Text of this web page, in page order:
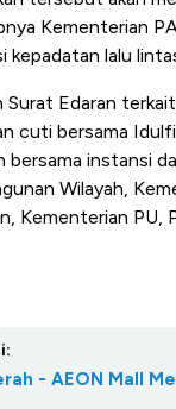
Kementerian
kepadatan lalu
Edaran
cuti bersama
bersama instansi
Wilayah,
Kementerian PU,
- AEON Mall
atasi Panas